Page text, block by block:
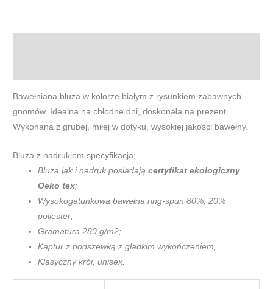
-
z
nadrukiem
Bawełniana bluza w kolorze białym z rysunkiem zabawnych
gnomów. Idealna na chłodne dni, doskonała na prezent.
Wykonana z grubej, miłej w dotyku, wysokiej jakości bawełny.
Bluza z nadrukiem specyfikacja:
Bluza jak i nadruk posiadającertyfikat ekologiczny
Oeko tex;
Wysokogatunkowa bawełna ring-spun 80%, 20%
poliester;
Gramatura 280 g/m2;
Kaptur z podszewką z gładkim wykończeniem,
Klasyczny krój, unisex.